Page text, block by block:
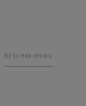
BESCHREIBUNG